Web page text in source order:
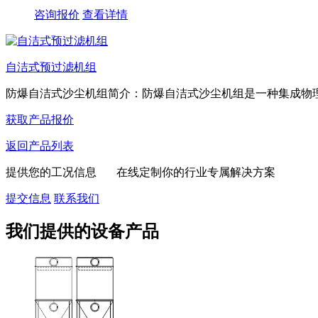
咨询报价 查看详情
自洁式预过滤机组
防爆自洁式沙尘机组简介：防爆自洁式沙尘机组是一种集成物
获取产品报价
返回产品列表
提供您的工况信息 在线定制你的行业专属解决方案
提交信息 联系我们
我们提供的设备产品